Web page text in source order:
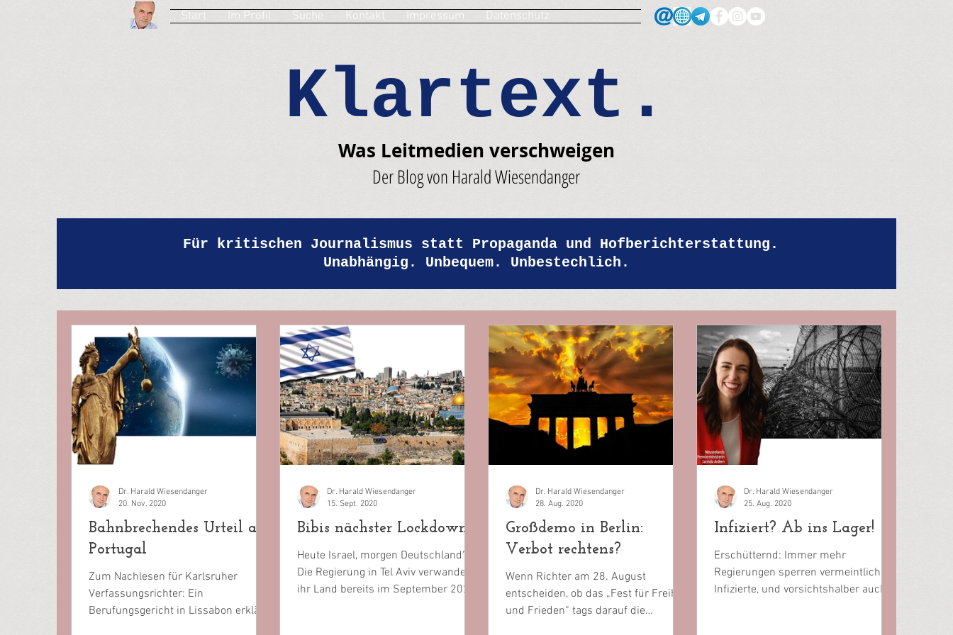
Start Im Profil Suche Kontakt Impressum Datenschutz
Klartext.
Was Leitmedien verschweigen
Der Blog von Harald Wiesendanger
Für kritischen Journalismus statt Propaganda und Hofberichterstattung.
Unabhängig. Unbequem. Unbestechlich.
Bahnbrechendes Urteil aus
Portugal
Zum Nachlesen für Karlsruher
Verfassungsrichter: Ein
Berufungsgericht in Lissabon erklärt
Dr. Harald Wiesendanger
20. Nov. 2020
Bibis nächster Lockdown
Heute Israel, morgen Deutschland?
Die Regierung in Tel Aviv verwandelte
ihr Land bereits im September 2020
Dr. Harald Wiesendanger
15. Sept. 2020
Großdemo in Berlin:
Verbot rechtens?
Wenn Richter am 28. August
entscheiden, ob das „Fest für Freiheit
und Frieden“ tags darauf die
Dr. Harald Wiesendanger
28. Aug. 2020
Infiziert? Ab ins Lager!
Erschütternd: Immer mehr
Regierungen sperren vermeintlich
Infizierte, und vorsichtshalber auch
Dr. Harald Wiesendanger
25. Aug. 2020